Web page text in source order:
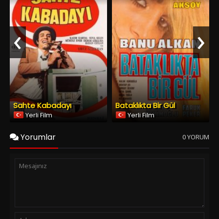
Sahte Kabadayı
Yerli Film
Bataklıkta Bir Gül
Yerli Film
Yorumlar 0 YORUM
Tüm Hakları Saklıdır